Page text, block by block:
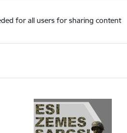
for all users for sharing content